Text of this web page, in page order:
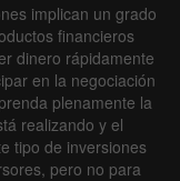
implican un grado
financieros
dinero rápidamente
en la negociación
plenamente la
realizando y el
tipo de inversiones
pero no para